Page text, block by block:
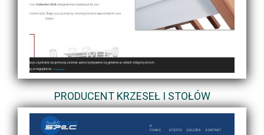
PRODUCENT KRZESEŁ I STOŁÓW